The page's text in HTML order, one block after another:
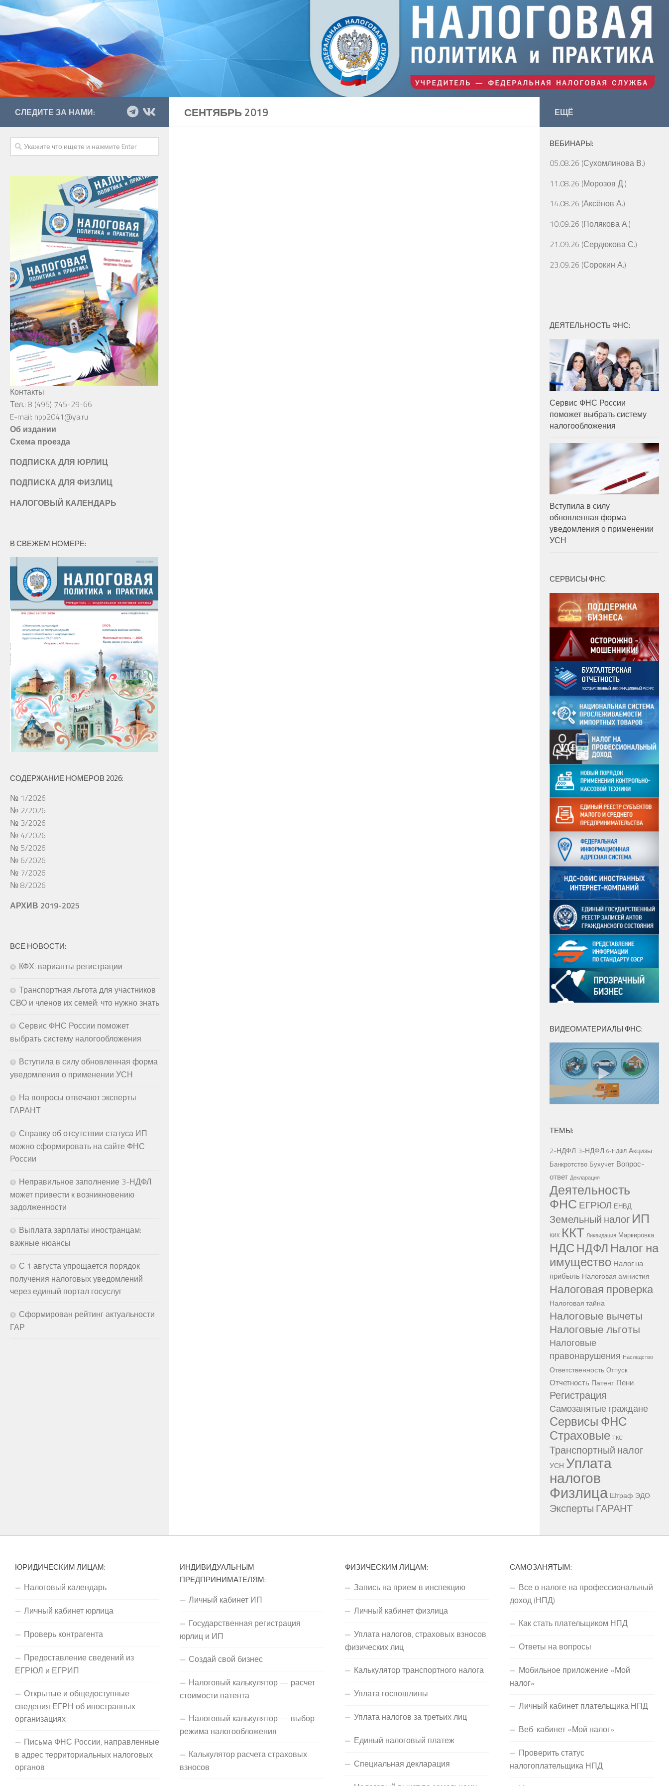
СЕНТЯБРЬ 2019
СЛЕДИТЕ ЗА НАМИ:
Контакты:
Тел.: 8 (495) 745-29-66
E-mail: npp2041@ya.ru
Об издании
Схема проезда
ПОДПИСКА ДЛЯ ЮРЛИЦ
ПОДПИСКА ДЛЯ ФИЗЛИЦ
НАЛОГОВЫЙ КАЛЕНДАРЬ
В СВЕЖЕМ НОМЕРЕ:
СОДЕРЖАНИЕ НОМЕРОВ 2026:
№ 1/2026
№ 2/2026
№ 3/2026
№ 4/2026
№ 5/2026
№ 6/2026
№ 7/2026
№ 8/2026
АРХИВ 2019-2025
ВСЕ НОВОСТИ:
КФХ: варианты регистрации
Транспортная льгота для участников
СВО и членов их семей: что нужно знать
Сервис ФНС России поможет
выбрать систему налогообложения
Вступила в силу обновленная форма
уведомления о применении УСН
На вопросы отвечают эксперты
ГАРАНТ
Справку об отсутствии статуса ИП
можно сформировать на сайте ФНС
России
Неправильное заполнение 3-НДФЛ
может привести к возникновению
задолженности
Выплата зарплаты иностранцам:
важные нюансы
С 1 августа упрощается порядок
получения налоговых уведомлений
через единый портал госуслуг
Сформирован рейтинг актуальности
ГАР
ЕЩЁ
ВЕБИНАРЫ:
05.08.26 (Сухомлинова В.)
11.08.26 (Морозов Д.)
14.08.26 (Аксёнов А.)
10.09.26 (Полякова А.)
21.09.26 (Сердюкова С.)
23.09.26 (Сорокин А.)
ДЕЯТЕЛЬНОСТЬ ФНС:
Сервис ФНС России
поможет выбрать систему
налогообложения
Вступила в силу
обновленная форма
уведомления о применении
УСН
СЕРВИСЫ ФНС:
ВИДЕОМАТЕРИАЛЫ ФНС:
ТЕМЫ:
2-НДФЛ 3-НДФЛ 6-НДФЛ Акцизы
Банкротство Бухучет Вопрос-
ответ Декларация
Деятельность
ФНС ЕГРЮЛ ЕНВД
Земельный налог ИП
КИК ККТ Ликвидация Маркировка
НДС НДФЛ Налог на
имущество Налог на
прибыль Налоговая амнистия
Налоговая проверка
Налоговая тайна
Налоговые вычеты
Налоговые льготы
Налоговые
правонарушения Наследство
Ответственность Отпуск
Отчетность Патент Пени
Регистрация
Самозанятые граждане
Сервисы ФНС
Страховые ТКС
Транспортный налог
УСН Уплата
налогов
Физлица Штраф ЭДО
Эксперты ГАРАНТ
ЮРИДИЧЕСКИМ ЛИЦАМ:
Налоговый календарь
Личный кабинет юрлица
Проверь контрагента
Предоставление сведений из
ЕГРЮЛ и ЕГРИП
Открытые и общедоступные
сведения ЕГРН об иностранных
организациях
Письма ФНС России, направленные
в адрес территориальных налоговых
органов
ИНДИВИДУАЛЬНЫМ
ПРЕДПРИНИМАТЕЛЯМ:
Личный кабинет ИП
Государственная регистрация
юрлиц и ИП
Создай свой бизнес
Налоговый калькулятор — расчет
стоимости патента
Налоговый калькулятор — выбор
режима налогообложения
Калькулятор расчета страховых
взносов
ФИЗИЧЕСКИМ ЛИЦАМ:
Запись на прием в инспекцию
Личный кабинет физлица
Уплата налогов, страховых взносов
физических лиц
Калькулятор транспортного налога
Уплата госпошлины
Уплата налогов за третьих лиц
Единый налоговый платеж
Специальная декларация
САМОЗАНЯТЫМ:
Все о налоге на профессиональный
доход (НПД)
Как стать плательщиком НПД
Ответы на вопросы
Мобильное приложение «Мой
налог»
Личный кабинет плательщика НПД
Веб-кабинет «Мой налог»
Проверить статус
налогоплательщика НПД